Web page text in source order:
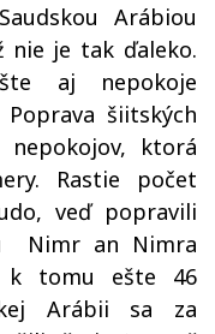
Arábiou
je tak ďaleko.
aj nepokoje
šiitských
nepokojov, ktorá
Rastie počet
veď popravili
Nimr an Nimra
k tomu ešte 46
Arábii sa za